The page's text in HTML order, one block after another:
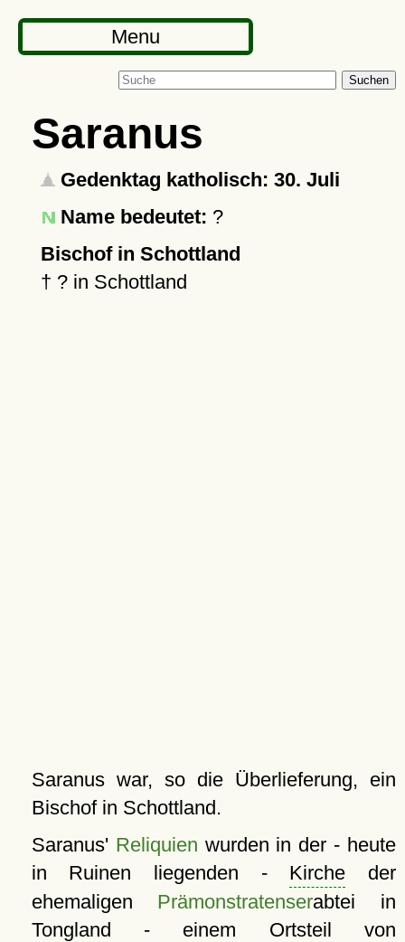
Menu
Suchen
Saranus
Gedenktag katholisch: 30. Juli
Name bedeutet: ?
Bischof in Schottland
† ?in Schottland
Saranus war, so die Überlieferung, ein
Bischof in Schottland.
Saranus' Reliquien wurden in der - heute
in Ruinen liegenden - Kirche der
ehemaligen Prämonstratenserabtei in
Tongland - einem Ortsteil von